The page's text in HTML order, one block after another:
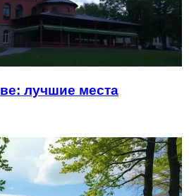
лучшие места